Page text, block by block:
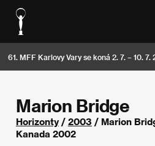
61. MFF Karlovy Vary se koná 2. 7. – 10. 7.
Marion Bridge
Horizonty/ 2003 / Marion
Kanada 2002